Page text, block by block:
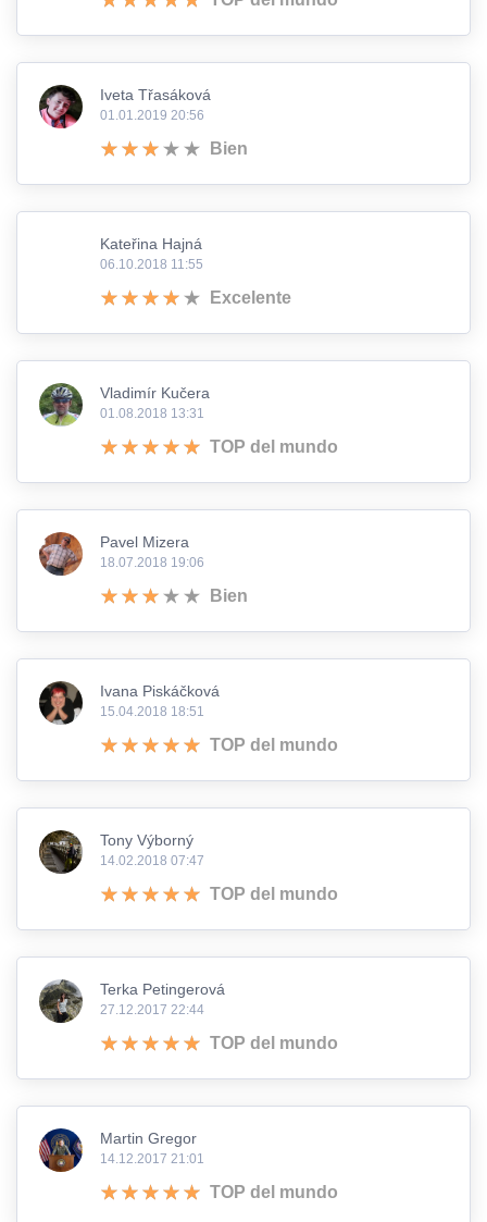
Iveta Třasáková
01.01.2019 20:56
Bien
Kateřina Hajná
06.10.2018 11:55
Excelente
Vladimír Kučera
01.08.2018 13:31
TOP del mundo
Pavel Mizera
18.07.2018 19:06
Bien
Ivana Piskáčková
15.04.2018 18:51
TOP del mundo
Tony Výborný
14.02.2018 07:47
TOP del mundo
Terka Petingerová
27.12.2017 22:44
TOP del mundo
Martin Gregor
14.12.2017 21:01
TOP del mundo